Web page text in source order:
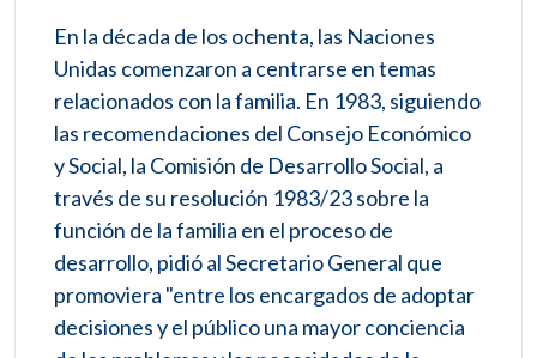
En la década de los ochenta, las Naciones
Unidas comenzaron a centrarse en temas
relacionados con la familia. En 1983, siguiendo
las recomendaciones del Consejo Económico
y Social, la Comisión de Desarrollo Social, a
través de su resolución 1983/23 sobre la
función de la familia en el proceso de
desarrollo, pidió al Secretario General que
promoviera "entre los encargados de adoptar
decisiones y el público una mayor conciencia